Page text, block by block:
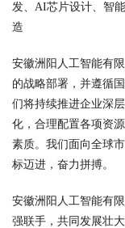
发、AI芯片设计、智
造
安徽洲阳人工智能有
的战略部署，并遵循
们将持续推进企业深
化，合理配置各项资
素质。我们面向全球
标迈进，奋力拼搏。
安徽洲阳人工智能有
强联手，共同发展壮